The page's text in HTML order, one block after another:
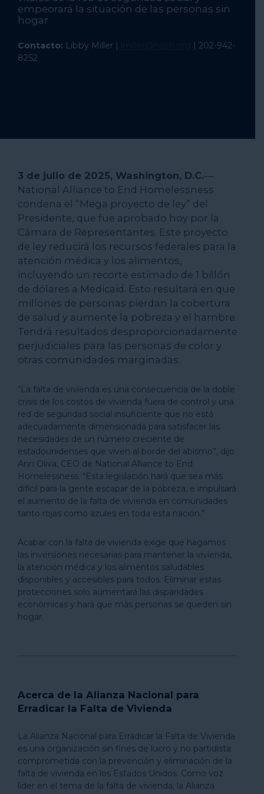
empeorará la situación de las personas sin
hogar
Contacto: Libby Miller |
| 202-942-
8252
3 de julio de 2025, Washington, D.C.—
National Alliance to End Homelessness
condena el “Mega proyecto de ley” del
Presidente, que fue aprobado hoy por la
Cámara de Representantes. Este proyecto
de ley reducirá los recursos federales para la
atención médica y los alimentos,
incluyendo un recorte estimado de 1 billón
de dólares a Medicaid. Esto resultará en que
millones de personas pierdan la cobertura
de salud y aumente la pobreza y el hambre.
Tendrá resultados desproporcionadamente
perjudiciales para las personas de color y
otras comunidades marginadas.
“La falta de vivienda es una consecuencia de la doble
crisis de los costos de vivienda fuera de control y una
red de seguridad social insuficiente que no está
adecuadamente dimensionada para satisfacer las
necesidades de un número creciente de
estadounidenses que viven al borde del abismo”, dijo
Ann Oliva, CEO de National Alliance to End
Homelessness. “Esta legislación hará que sea más
difícil para la gente escapar de la pobreza, e impulsará
el aumento de la falta de vivienda en comunidades
tanto rojas como azules en toda esta nación.”
Acabar con la falta de vivienda exige que hagamos
las inversiones necesarias para mantener la vivienda,
la atención médica y los alimentos saludables
disponibles y accesibles para todos. Eliminar estas
protecciones solo aumentará las disparidades
económicas y hará que más personas se queden sin
hogar.
Acerca de la Alianza Nacional para
Erradicar la Falta de Vivienda
La Alianza Nacional para Erradicar la Falta de Vivienda
es una organización sin fines de lucro y no partidista
comprometida con la prevención y eliminación de la
falta de vivienda en los Estados Unidos. Como voz
líder en el tema de la falta de vivienda, la Alianza